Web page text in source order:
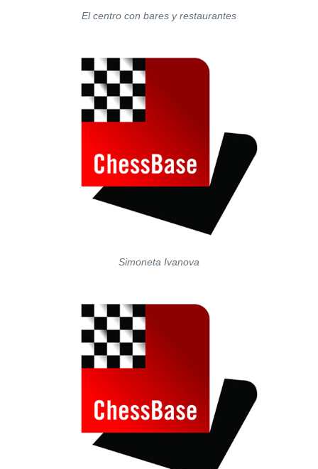
El centro con bares y restaurantes
Simoneta Ivanova